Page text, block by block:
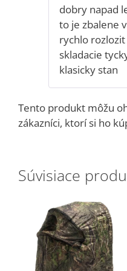
dobry napad
to je zbalene
rychlo
skladacie
klasicky stan
Tento produkt môžu
zákazníci, ktorí si ho
Súvisiace